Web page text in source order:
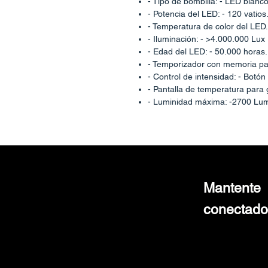
- Potencia del LED: - 120 vatios.
- Temperatura de color del
- Iluminación: - >4.000.000 Lux
- Edad del LED: - 50.000 horas.
- Temporizador con memoria
- Control de intensidad: - Botón
- Pantalla de temperatura para
- Luminidad máxima: -2700
- Carcasa de metal pesado
- Compatibilidad con cables de
- Dimensiones (AnxAlxPr):-
Mantente
conectado